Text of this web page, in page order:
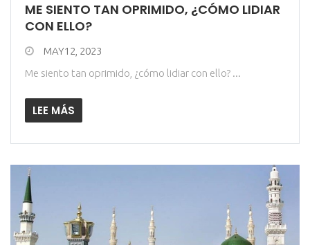
ME SIENTO TAN OPRIMIDO, ¿CÓMO LIDIAR
CON ELLO?
MAY12, 2023
Me siento tan oprimido, ¿cómo lidiar con ello? ...
LEE MÁS